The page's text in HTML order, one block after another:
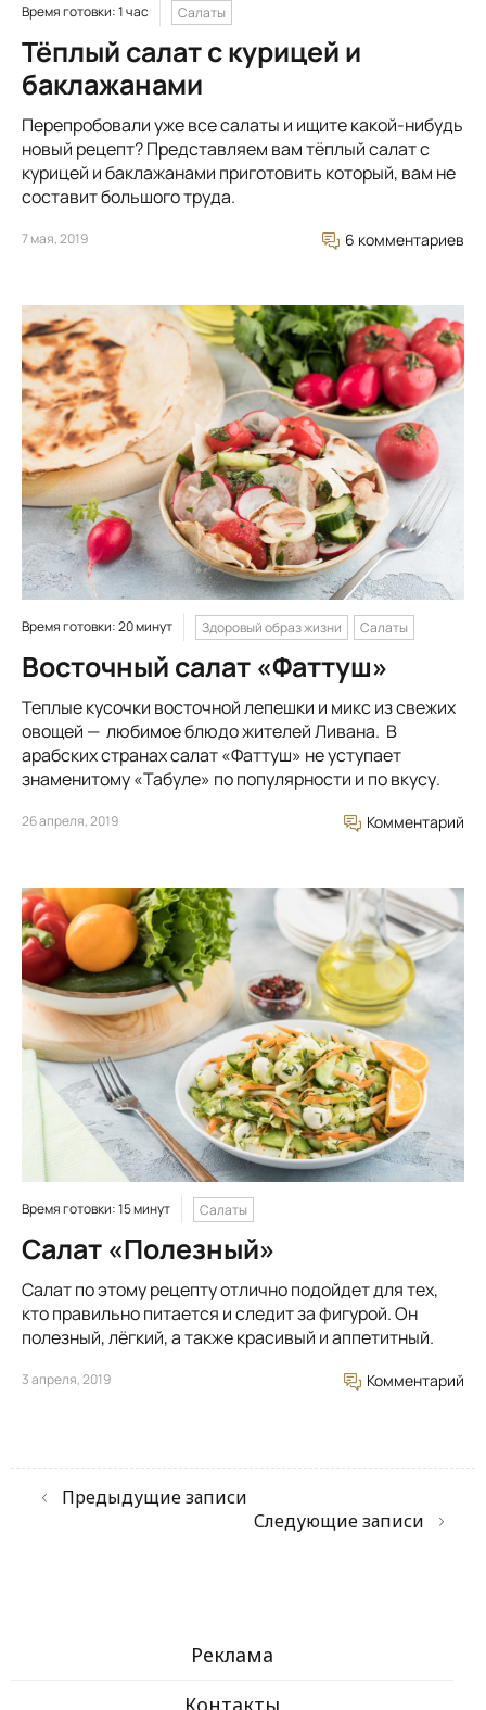
Время готовки: 1 час Салаты
Тёплый салат с курицей и
баклажанами
Перепробовали уже все салаты и ищите какой-нибудь
новый рецепт? Представляем вам тёплый салат с
курицей и баклажанами приготовить который, вам не
составит большого труда.
7 мая, 2019 6 комментариев
Время готовки: 20 минут Здоровый образ жизни Салаты
Восточный салат «Фаттуш»
Теплые кусочки восточной лепешки и микс из свежих
овощей — любимое блюдо жителей Ливана. В
арабских странах салат «Фаттуш» не уступает
знаменитому «Табуле» по популярности и по вкусу.
26 апреля, 2019 Комментарий
Время готовки: 15 минут Салаты
Салат «Полезный»
Салат по этому рецепту отлично подойдет для тех,
кто правильно питается и следит за фигурой. Он
полезный, лёгкий, а также красивый и аппетитный.
3 апреля, 2019 Комментарий
Предыдущие записи
Следующие записи
Реклама
Контакты